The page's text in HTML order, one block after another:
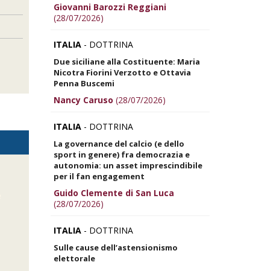
Giovanni Barozzi Reggiani
(28/07/2026)
ITALIA - DOTTRINA
Due siciliane alla Costituente: Maria
Nicotra Fiorini Verzotto e Ottavia
Penna Buscemi
Nancy Caruso (28/07/2026)
ITALIA - DOTTRINA
La governance del calcio (e dello
sport in genere) fra democrazia e
autonomia: un asset imprescindibile
per il fan engagement
Guido Clemente di San Luca
(28/07/2026)
ITALIA - DOTTRINA
Sulle cause dell’astensionismo
elettorale